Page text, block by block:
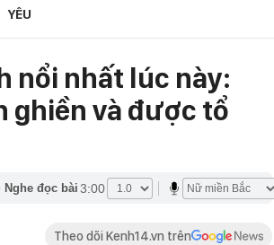
YÊU
nổi nhất lúc này:
ghiền và được tổ
Nghe đọc bài 3:00
Theo dõi Kenh14.vn trên